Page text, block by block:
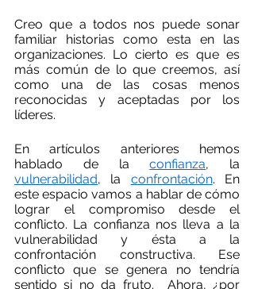
Creo que a todos nos puede sonar
familiar historias como esta en las
organizaciones. Lo cierto es que es
más común de lo que creemos, así
como una de las cosas menos
reconocidas y aceptadas por los
líderes.
En artículos anteriores hemos
hablado de la confianza
vulnerabilidad, la confrontación. En
este espacio vamos a hablar de cómo
lograr el compromiso desde el
conflicto. La confianza nos lleva a la
vulnerabilidad y ésta a la
confrontación constructiva. Ese
conflicto que se genera no tendría
sentido si no da fruto.  Ahora, ¿por